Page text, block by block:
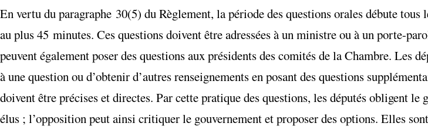
En vertu du paragraphe 30(5) du Règlement, la période des questions orales débute
au plus 45 minutes. Ces questions doivent être adressées à un ministre ou à un porte-
peuvent également poser des questions aux présidents des comités de la Chambre. Les
à une question ou d’obtenir d’autres renseignements en posant des questions
doivent être précises et directes. Par cette pratique des questions, les députés obligent le
élus ; l’opposition peut ainsi critiquer le gouvernement et proposer des options. Elles